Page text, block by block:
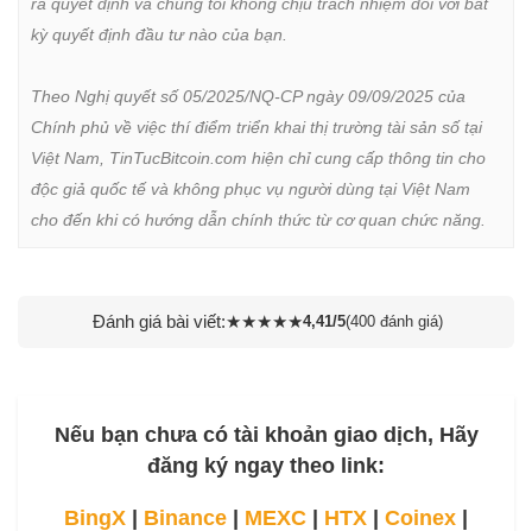
kỳ quyết định đầu tư nào của bạn.
Theo Nghị quyết số 05/2025/NQ-CP ngày 09/09/2025 của
Chính phủ về việc thí điểm triển khai thị trường tài sản số tại
Việt Nam, TinTucBitcoin.com hiện chỉ cung cấp thông tin cho
độc giả quốc tế và không phục vụ người dùng tại Việt Nam
cho đến khi có hướng dẫn chính thức từ cơ quan chức năng.
Đánh giá bài viết:★★★★★4,41/5(400 đánh giá)
Nếu bạn chưa có tài khoản giao dịch, Hãy
đăng ký ngay theo link:
BingX | Binance | MEXC | HTX | Coinex |